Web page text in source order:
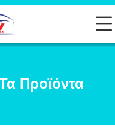
Προϊόντα